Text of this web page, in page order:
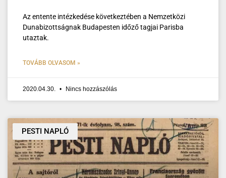
Az entente intézkedése következtében a Nemzetközi
Dunabizottságnak Budapesten időző tagjai Parisba
utaztak.
TOVÁBB OLVASOM »
2020.04.30. Nincs hozzászólás
PESTI NAPLÓ